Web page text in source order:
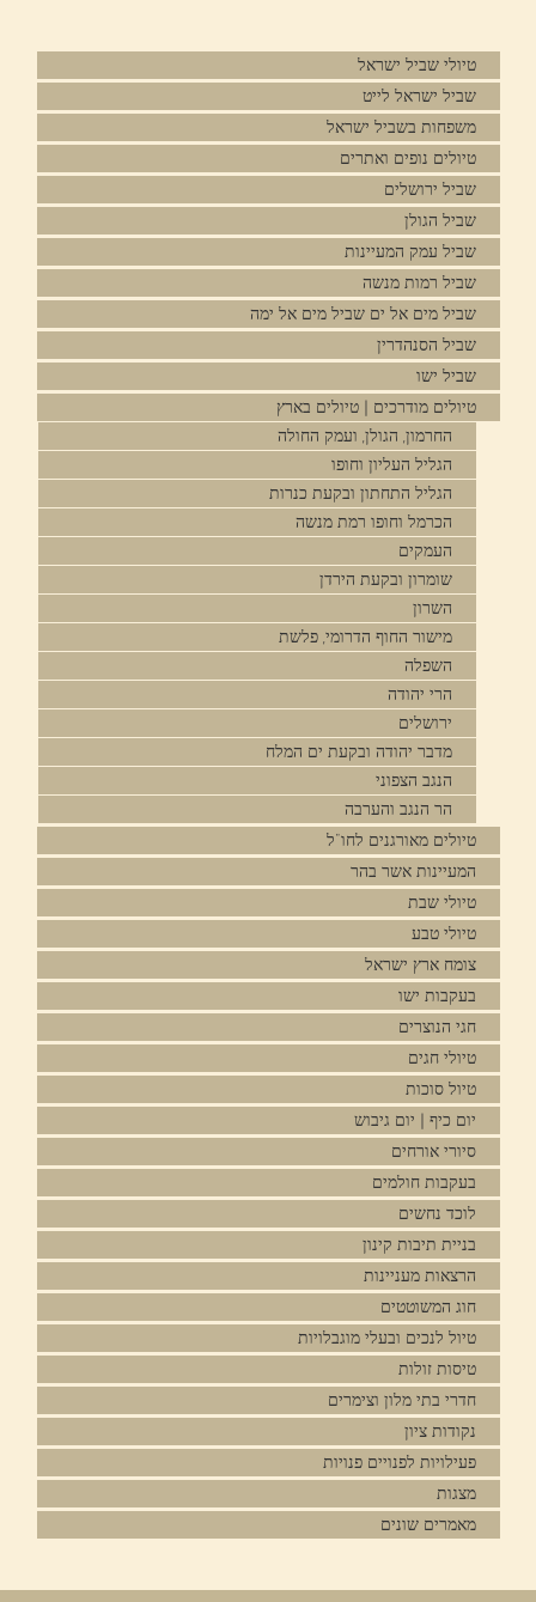
טיולי שביל ישראל
שביל ישראל לייט
משפחות בשביל ישראל
טיולים נופים ואתרים
שביל ירושלים
שביל הגולן
שביל עמק המעיינות
שביל רמות מנשה
שביל מים אל ים שביל מים אל ימה
שביל הסנהדרין
שביל ישו
טיולים מודרכים | טיולים בארץ
החרמון, הגולן, ועמק החולה
הגליל העליון וחופו
הגליל התחתון ובקעת כנרות
הכרמל וחופו רמת מנשה
העמקים
שומרון ובקעת הירדן
השרון
מישור החוף הדרומי, פלשת
השפלה
הרי יהודה
ירושלים
מדבר יהודה ובקעת ים המלח
הנגב הצפוני
הר הנגב והערבה
טיולים מאורגנים לחו"ל
המעיינות אשר בהר
טיולי שבת
טיולי טבע
צומח ארץ ישראל
בעקבות ישו
חגי הנוצרים
טיולי חגים
טיול סוכות
יום כיף | יום גיבוש
סיורי אורחים
בעקבות חולמים
לוכד נחשים
בניית תיבות קינון
הרצאות מעניינות
חוג המשוטטים
טיול לנכים ובעלי מוגבלויות
טיסות זולות
חדרי בתי מלון וצימרים
נקודות ציון
פעילויות לפנויים פנויות
מצגות
מאמרים שונים